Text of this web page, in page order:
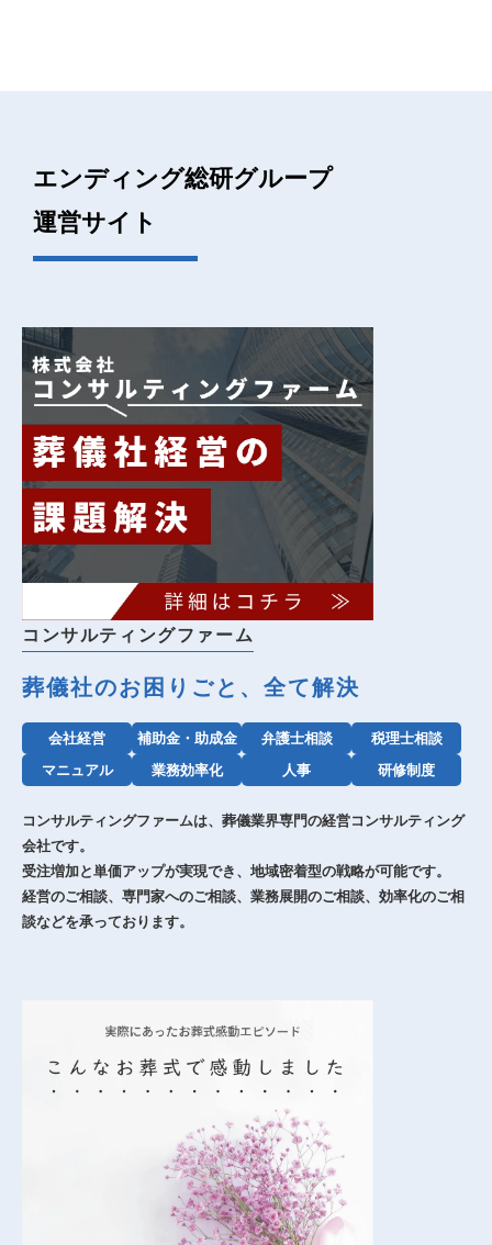
エンディング総研グループ
運営サイト
コンサルティングファーム
葬儀社のお困りごと、全て解決
会社経営 補助金・助成金 弁護士相談
税理士相談
マニュアル
業務効率化 人事 研修制度
コンサルティングファームは、葬儀業界専門の経営コンサルティング
会社です。
受注増加と単価アップが実現でき、地域密着型の戦略が可能です。
経営のご相談、専門家へのご相談、業務展開のご相談、効率化のご相
談などを承っております。